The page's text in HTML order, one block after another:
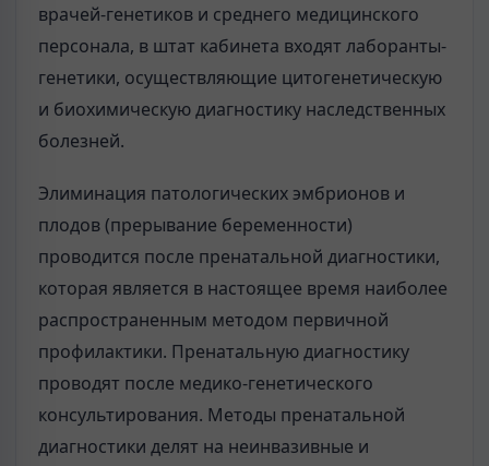
врачей-генетиков и среднего медицинского
персонала, в штат кабинета входят лаборанты-
генетики, осуществляющие цитогенетическую
и биохимическую диагностику наследственных
болезней.
Элиминация патологических эмбрионов и
плодов (прерывание беременности)
проводится после пренатальной диагностики,
которая является в настоящее время наиболее
распространенным методом первичной
профилактики. Пренатальную диагностику
проводят после медико-генетического
консультирования. Методы пренатальной
диагностики делят на неинвазивные и